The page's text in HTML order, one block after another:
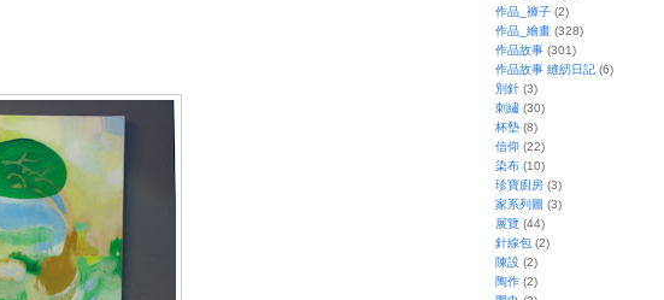
作品_褲子 (2)
作品_繪畫 (328)
作品故事 (301)
作品故事 縫紉日記 (6)
別針 (3)
刺繡 (30)
杯墊 (8)
信仰 (22)
染布 (10)
珍寶廚房 (3)
家系列圖 (3)
展覽 (44)
針線包 (2)
陳設 (2)
陶作 (2)